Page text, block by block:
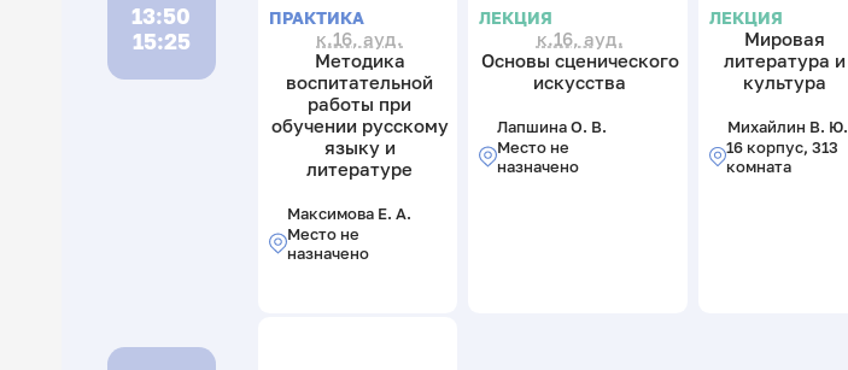
13:50
15:25
ПРАКТИКА
к.16, ауд.
Методика
воспитательной
работы при
обучении русскому
языку и
литературе
Максимова Е. А.
Место не
назначено
ЛЕКЦИЯ
к.16, ауд.
Основы сценического
искусства
Лапшина О. В.
Место не
назначено
ЛЕКЦИЯ
Мировая
литература и
культура
Михайлин В. Ю.
16 корпус, 313
комната